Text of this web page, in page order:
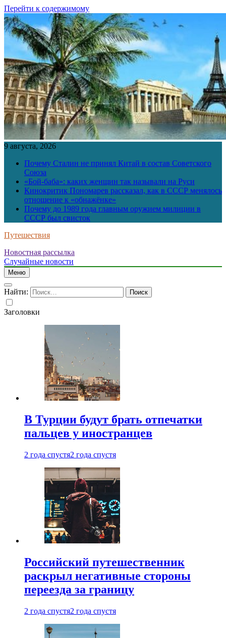
Перейти к содержимому
9 августа, 2026
Почему Сталин не принял Китай в состав Советского
Союза
«Бой-баба»: каких женщин так называли на Руси
Кинокритик Пономарев рассказал, как в СССР менялось
отношение к «обнажёнке»
Почему до 1989 года главным оружием милиции в
СССР был свисток
Путешествия
Новостная рассылка
Случайные новости
Меню
Найти:
Заголовки
В Турции будут брать отпечатки
пальцев у иностранцев
2 года спустя2 года спустя
Российский путешественник
раскрыл негативные стороны
переезда за границу
2 года спустя2 года спустя